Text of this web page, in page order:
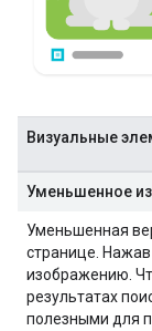
Визуальные
Уменьшенное
Уменьшенная
странице. Нажав
изображению.
результатах
полезными для